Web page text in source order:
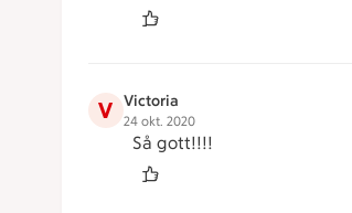
V Victoria
24 okt. 2020
Så gott!!!!